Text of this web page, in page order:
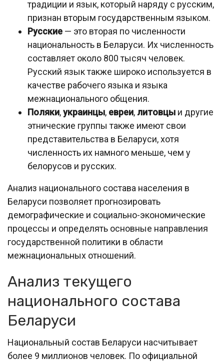
традиции и язык, который наряду с русским,
признан вторым государственным языком.
Русские — это вторая по численности
национальность в Беларуси. Их численность
составляет около 800 тысяч человек.
Русский язык также широко используется в
качестве рабочего языка и языка
межнационального общения.
Поляки,украинцы, евреи, литовцы и другие
этнические группы также имеют свои
представительства в Беларуси, хотя
численность их намного меньше, чем у
белорусов и русских.
Анализ национального состава населения в
Беларуси позволяет прогнозировать
демографические и социально-экономические
процессы и определять основные направления
государственной политики в области
межнациональных отношений.
Анализ текущего
национального состава
Беларуси
Национальный состав Беларуси насчитывает
более 9 миллионов человек. По официальной